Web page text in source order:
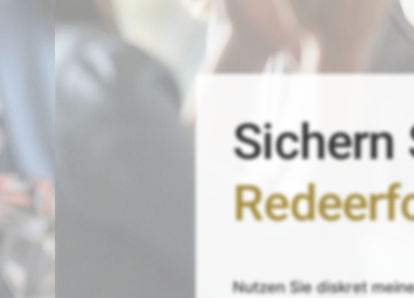
Sichern
Nutzen Siediskret